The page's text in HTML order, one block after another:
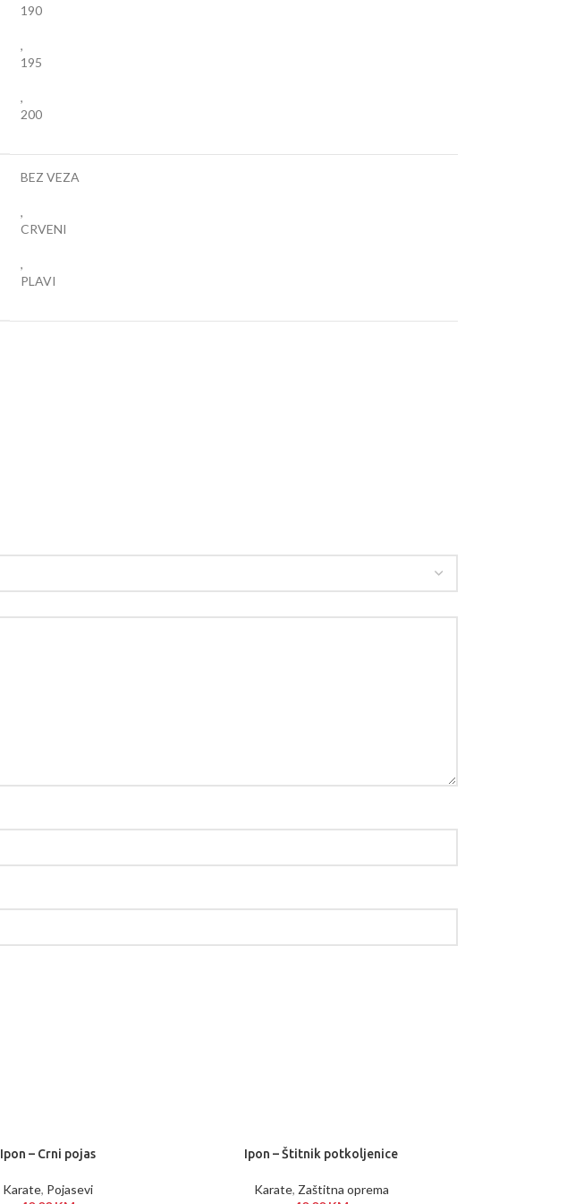
190
,
195
,
200
BEZ VEZA
,
CRVENI
,
PLAVI
Ipon – Crni pojas
Karate, Pojasevi
Ipon – Štitnik potkoljenice
Karate, Zaštitna oprema